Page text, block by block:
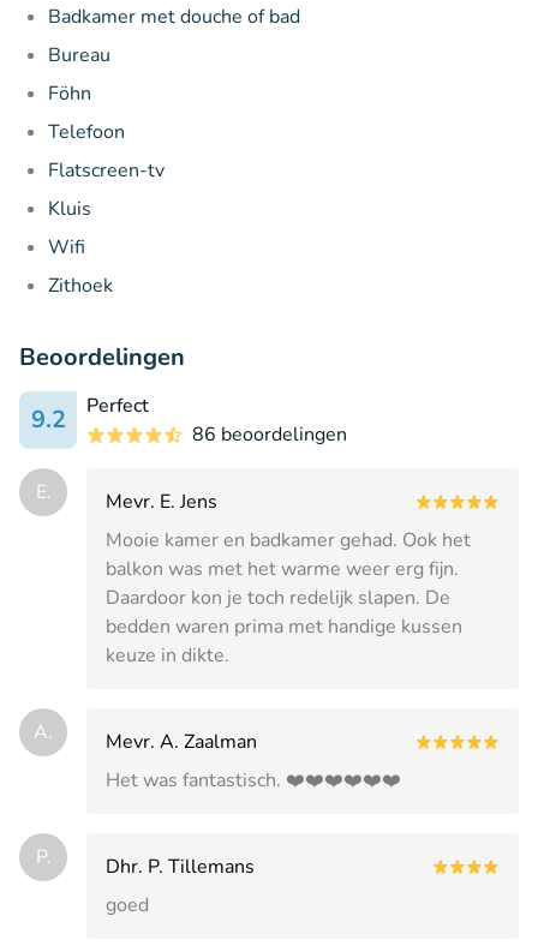
Badkamer met douche of bad
Bureau
Föhn
Telefoon
Flatscreen-tv
Kluis
Wifi
Zithoek
Beoordelingen
9.2
Perfect
86 beoordelingen
E.
Mevr. E. Jens
Mooie kamer en badkamer gehad. Ook het
balkon was met het warme weer erg fijn.
Daardoor kon je toch redelijk slapen. De
bedden waren prima met handige kussen
keuze in dikte.
A.
Mevr. A. Zaalman
Het was fantastisch. ❤️❤️❤️❤️❤️❤️
P.
Dhr. P. Tillemans
goed